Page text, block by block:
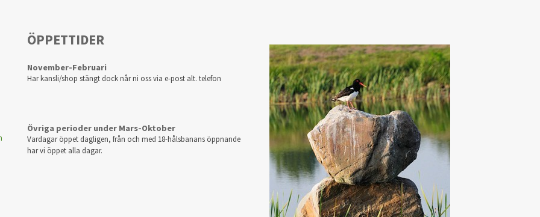
ÖPPETTIDER
November-Februari
Har kansli/shop stängt dock når ni oss via e-post alt. telefon
Övriga perioder under Mars-Oktober
Vardagar öppet dagligen, från och med 18-hålsbanans öppnande
har vi öppet alla dagar.